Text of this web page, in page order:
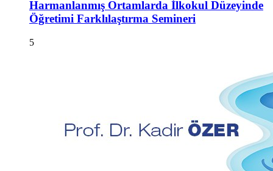
Harmanlanmış Ortamlarda İlkokul Düzeyinde
Öğretimi Farklılaştırma Semineri
5